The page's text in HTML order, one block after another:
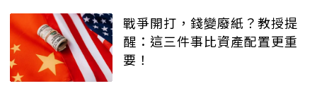
戰爭開打，錢變廢紙？教授提
醒：這三件事比資產配置更重
要！